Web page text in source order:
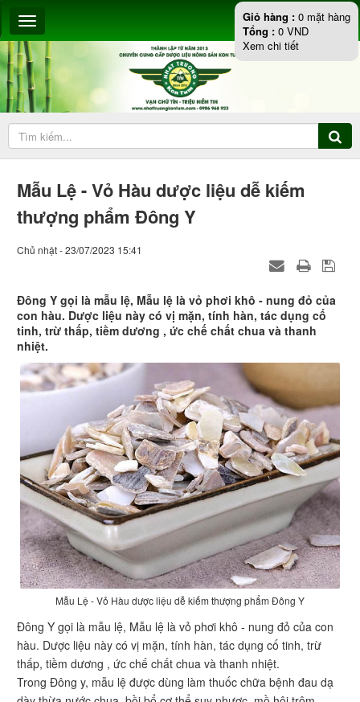
Mẫu Lệ - Vỏ Hàu dược liệu dễ kiếm
thượng phẩm Đông Y
Chủ nhật - 23/07/2023 15:41
Đông Y gọi là mẫu lệ, Mẫu lệ là vỏ phơi khô - nung đỏ của
con hàu. Dược liệu này có vị mặn, tính hàn, tác dụng cố
tinh, trừ thấp, tiềm dương , ức chế chất chua và thanh
nhiệt.
Mẫu Lệ - Vỏ Hàu dược liệu dễ kiếm thượng phẩm Đông Y
Đông Y gọi là mẫu lệ, Mẫu lệ là vỏ phơi khô - nung đỏ của con
hàu. Dược liệu này có vị mặn, tính hàn, tác dụng cố tinh, trừ
thấp, tiềm dương , ức chế chất chua và thanh nhiệt.
Trong Đông y, mẫu lệ được dùng làm thuốc chữa bệnh đau dạ
Giỏ hàng : 0 mặt hàng
Tổng : 0 VND
Xem chi tiết